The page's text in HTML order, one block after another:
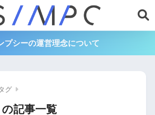
プシーの運営理念について
グ
の記事一覧